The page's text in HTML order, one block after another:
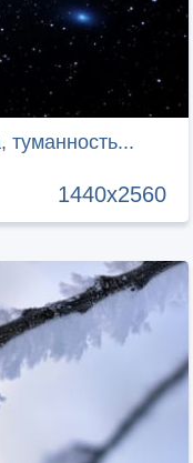
туманность...
1440x2560